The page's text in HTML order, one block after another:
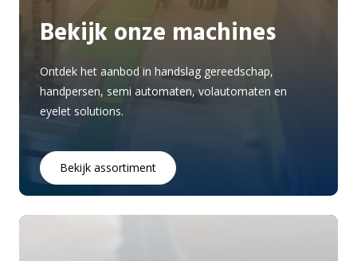
Bekijk onze machines
Ontdek het aanbod in handslag gereedschap,
handpersen, semi automaten, volautomaten en
eyelet solutions.
Bekijk assortiment